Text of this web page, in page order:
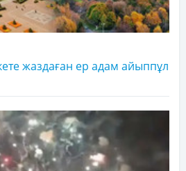
жаздаған ер адам айыппұл